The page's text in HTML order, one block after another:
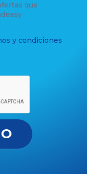
que
y condiciones